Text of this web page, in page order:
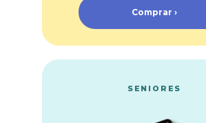
Comprar ›
SENIORES